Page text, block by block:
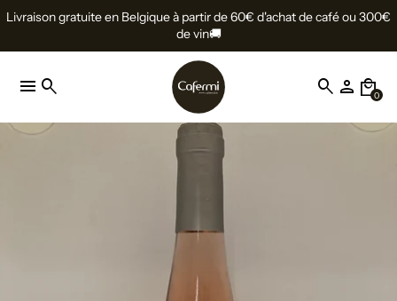
Livraison gratuite en Belgique à partir de 60€ d'achat de café ou 300€
de vin🚚
menu search search person local_mall
0